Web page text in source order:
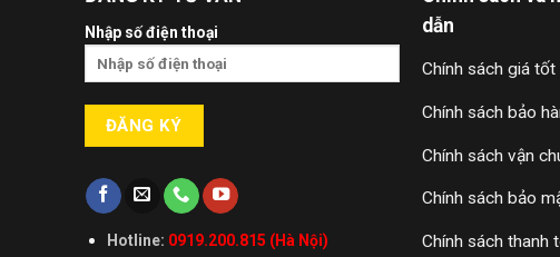
đã mở Trụ sở chính của họ tại Toronto,
trường Châu Âu và Úc. Văn phòng châu Âu của họ đã
Đèn thông minh Nanoleaf có
Đèn trang trí thông minh Nanoleaf có 4 loại chính,
: là những tấm màu sắc có 3 hình dạng:
cao 10cm) có thể ghép với nhau. Đây là bộ được
Elements: là những tấm lục giác màu gỗ, cho
Nhập số điện thoại
Hotline: 0919.200.815 (Hà Nội)
dẫn
Chính sách giá tốt
Chính sách bảo
Chính sách vận
Chính sách bảo
Chính sách thanh